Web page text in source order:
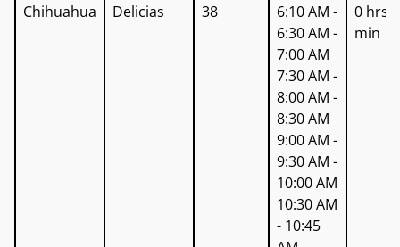
Chihuahua Delicias 38
6:10 AM -
6:30 AM -
7:00 AM
7:30 AM -
8:00 AM -
8:30 AM
9:00 AM -
9:30 AM -
10:00 AM
10:30 AM
- 10:45
0 hrs
min